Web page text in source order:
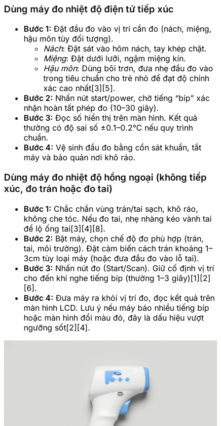
Dùng máy đo nhiệt độ điện tử tiếp xúc
Bước 1: Đặt đầu đo vào vị trí cần đo (nách, miệng,
hậu môn tùy đối tượng).
Nách: Đặt sát vào hõm nách, tay khép chặt.
Miệng: Đặt dưới lưỡi, ngậm miệng kín.
Hậu môn: Dùng bôi trơn, đưa nhẹ đầu đo vào
trong tiêu chuẩn cho trẻ nhỏ để đạt độ chính
xác cao nhất[3][5].
Bước 2: Nhấn nút start/power, chờ tiếng “bíp” xác
nhận hoàn tất phép đo (10–30 giây).
Bước 3: Đọc số hiển thị trên màn hình. Kết quả
thường có độ sai số ±0.1–0.2°C nếu quy trình
chuẩn.
Bước 4: Vệ sinh đầu đo bằng cồn sát khuẩn, tắt
máy và bảo quản nơi khô ráo.
Dùng máy đo nhiệt độ hồng ngoại (không tiếp
xúc, đo trán hoặc đo tai)
Bước 1: Chắc chắn vùng trán/tai sạch, khô ráo,
không che tóc. Nếu đo tai, nhẹ nhàng kéo vành tai
để lộ ống tai[3][4][8].
Bước 2: Bật máy, chọn chế độ đo phù hợp (trán,
tai, môi trường). Đặt cảm biến cách trán khoảng 1–
3cm tùy loại máy (hoặc đưa đầu đo vào lỗ tai).
Bước 3: Nhấn nút đo (Start/Scan). Giữ cố định vị trí
cho đến khi nghe tiếng bíp (thường 1–3 giây)[1][2]
[6].
Bước 4: Đưa máy ra khỏi vị trí đo, đọc kết quả trên
màn hình LCD. Lưu ý nếu máy báo nhiều tiếng bíp
hoặc màn hình đổi màu đỏ, đây là dấu hiệu vượt
ngưỡng sốt[2][4].